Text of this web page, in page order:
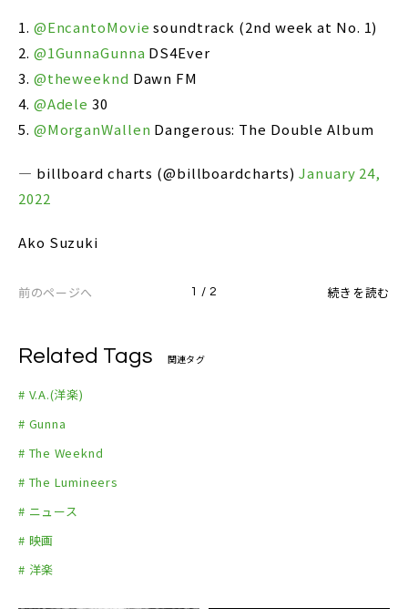
1. @EncantoMovie soundtrack (2nd week at No. 1)
2. @1GunnaGunna DS4Ever
3. @theweeknd Dawn FM
4. @Adele 30
5. @MorganWallen Dangerous: The Double Album
— billboard charts (@billboardcharts)January 24,
2022
Ako Suzuki
前のページへ 1 / 2 続きを読む
Related Tags 関連タグ
# V.A.(洋楽)
# Gunna
# The Weeknd
# The Lumineers
# ニュース
# 映画
# 洋楽